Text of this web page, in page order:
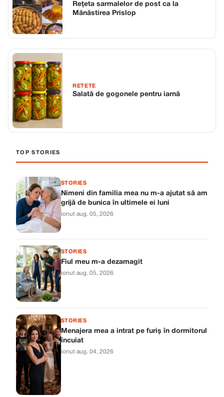
Rețeta sarmalelor de post ca la
Mănăstirea Prislop
RETETE
Salată de gogonele pentru iarnă
TOP STORIES
STORIES
Nimeni din familia mea nu m-a ajutat să am
grijă de bunica în ultimele ei luni
ionut·aug. 05, 2026
STORIES
Fiul meu m-a dezamagit
ionut·aug. 05, 2026
STORIES
Menajera mea a intrat pe furiș în dormitorul
încuiat
ionut·aug. 04, 2026